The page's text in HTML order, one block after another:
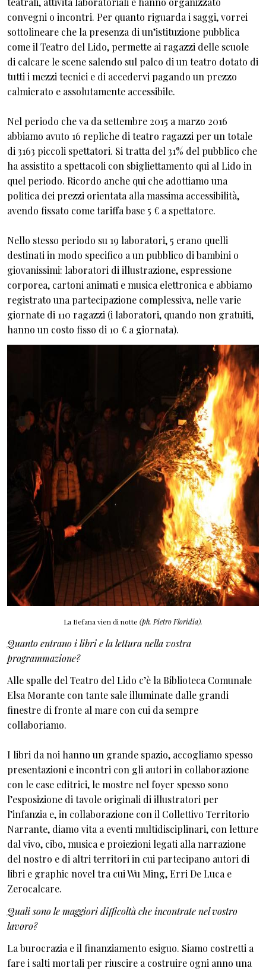
convegni o incontri. Per quanto riguarda i saggi, vorrei
sottolineare che la presenza di un’istituzione pubblica
come il Teatro del Lido, permette ai ragazzi delle scuole
di calcare le scene salendo sul palco di un teatro dotato di
tutti i mezzi tecnici e di accedervi pagando un prezzo
calmierato e assolutamente accessibile.
Nel periodo che va da settembre 2015 a marzo 2016
abbiamo avuto 16 repliche di teatro ragazzi per un totale
di 3163 piccoli spettatori. Si tratta del 31% del pubblico che
ha assistito a spettacoli con sbigliettamento qui al Lido in
quel periodo. Ricordo anche qui che adottiamo una
politica dei prezzi orientata alla massima accessibilità,
avendo fissato come tariffa base 5 € a spettatore.
Nello stesso periodo su 19 laboratori, 5 erano quelli
destinati in modo specifico a un pubblico di bambini o
giovanissimi: laboratori di illustrazione, espressione
corporea, cartoni animati e musica elettronica e abbiamo
registrato una partecipazione complessiva, nelle varie
giornate di 110 ragazzi (i laboratori, quando non gratuiti,
hanno un costo fisso di 10 € a giornata).
La Befana vien di notte (ph. Pietro Floridia).
Quanto entrano i libri e la lettura nella vostra
programmazione?
Alle spalle del Teatro del Lido c’è la Biblioteca Comunale
Elsa Morante con tante sale illuminate dalle grandi
finestre di fronte al mare con cui da sempre
collaboriamo.
I libri da noi hanno un grande spazio, accogliamo spesso
presentazioni e incontri con gli autori in collaborazione
con le case editrici, le mostre nel foyer spesso sono
l’esposizione di tavole originali di illustratori per
l’infanzia e, in collaborazione con il Collettivo Territorio
Narrante, diamo vita a eventi multidisciplinari, con letture
dal vivo, cibo, musica e proiezioni legati alla narrazione
del nostro e di altri territori in cui partecipano autori di
libri e graphic novel tra cui Wu Ming, Erri De Luca e
Zerocalcare.
Quali sono le maggiori difficoltà che incontrate nel vostro
lavoro?
La burocrazia e il finanziamento esiguo. Siamo costretti a
fare i salti mortali per riuscire a costruire ogni anno una